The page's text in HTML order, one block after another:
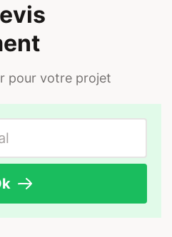
pour votre projet